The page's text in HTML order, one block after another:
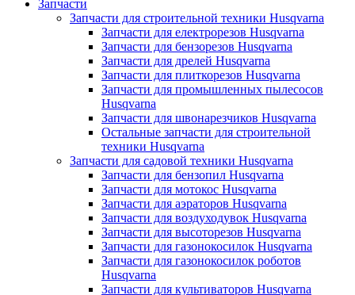
Запчасти
Запчасти для строительной техники Husqvarna
Запчасти для електрорезов Husqvarna
Запчасти для бензорезов Husqvarna
Запчасти для дрелей Husqvarna
Запчасти для плиткорезов Husqvarna
Запчасти для промышленных пылесосов
Husqvarna
Запчасти для швонарезчиков Husqvarna
Остальные запчасти для строительной
техники Husqvarna
Запчасти для садовой техники Husqvarna
Запчасти для бензопил Husqvarna
Запчасти для мотокос Husqvarna
Запчасти для аэраторов Husqvarna
Запчасти для воздуходувок Husqvarna
Запчасти для высоторезов Husqvarna
Запчасти для газонокосилок Husqvarna
Запчасти для газонокосилок роботов
Husqvarna
Запчасти для культиваторов Husqvarna